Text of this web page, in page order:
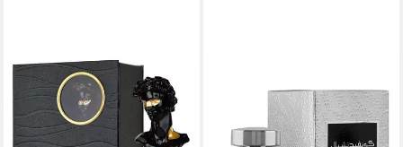
LATTAFA
Eau de Parfum His
Confession, Glasflakon,
Parfüm EDP, Unisex Duft
Eau de Parfum Confidential
Platinum, Glasflakon, Parfüm
EDP, Unisex Duft